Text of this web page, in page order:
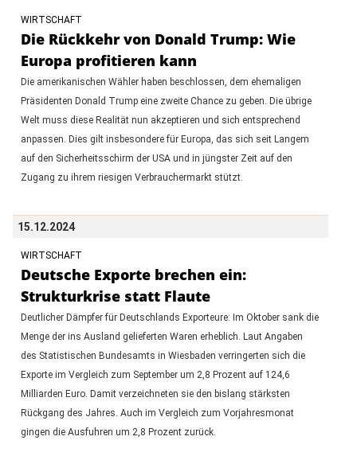
WIRTSCHAFT
Die Rückkehr von Donald Trump: Wie
Europa profitieren kann
Die amerikanischen Wähler haben beschlossen, dem ehemaligen
Präsidenten Donald Trump eine zweite Chance zu geben. Die übrige
Welt muss diese Realität nun akzeptieren und sich entsprechend
anpassen. Dies gilt insbesondere für Europa, das sich seit Langem
auf den Sicherheitsschirm der USA und in jüngster Zeit auf den
Zugang zu ihrem riesigen Verbrauchermarkt stützt.
15.12.2024
WIRTSCHAFT
Deutsche Exporte brechen ein:
Strukturkrise statt Flaute
Deutlicher Dämpfer für Deutschlands Exporteure: Im Oktober sank die
Menge der ins Ausland gelieferten Waren erheblich. Laut Angaben
des Statistischen Bundesamts in Wiesbaden verringerten sich die
Exporte im Vergleich zum September um 2,8 Prozent auf 124,6
Milliarden Euro. Damit verzeichneten sie den bislang stärksten
Rückgang des Jahres. Auch im Vergleich zum Vorjahresmonat
gingen die Ausfuhren um 2,8 Prozent zurück.